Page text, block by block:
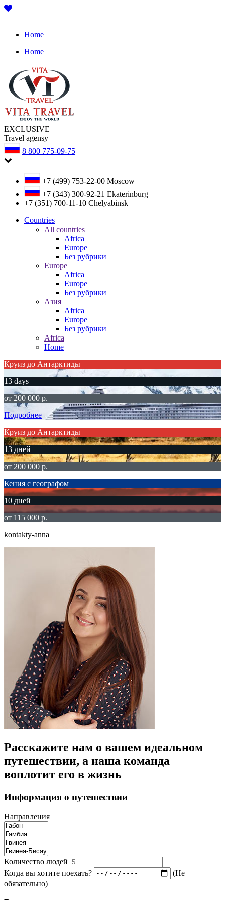
Home
Home
EXCLUSIVE
Travel agensy
8 800 775-09-75
+7 (499) 753-22-00 Moscow
+7 (343) 300-92-21 Ekaterinburg
+7 (351) 700-11-10 Chelyabinsk
Countries
All countries
Africa
Europe
Без рубрики
Europe
Africa
Europe
Без рубрики
Азия
Africa
Europe
Без рубрики
Africa
Home
Круиз до Антарктиды
13 days
от 200 000 р.
Подробнее
Круиз до Антарктиды
13 дней
от 200 000 р.
Кения с географом
10 дней
от 115 000 р.
kontakty-anna
Расскажите нам о вашем идеальном
путешествии, а наша команда
воплотит его в жизнь
Информация о путешествии
Направления
Количество людей
Когда вы хотите поехать?
(Не
обязательно)